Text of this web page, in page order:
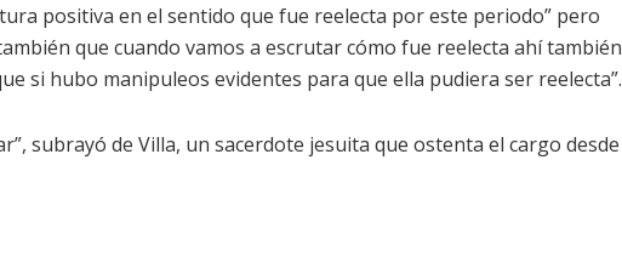
positiva en el sentido que fue reelecta por este periodo” pero
que cuando vamos a escrutar cómo fue reelecta ahí también
si hubo manipuleos evidentes para que ella pudiera ser reelecta”.
subrayó de Villa, un sacerdote jesuita que ostenta el cargo desde